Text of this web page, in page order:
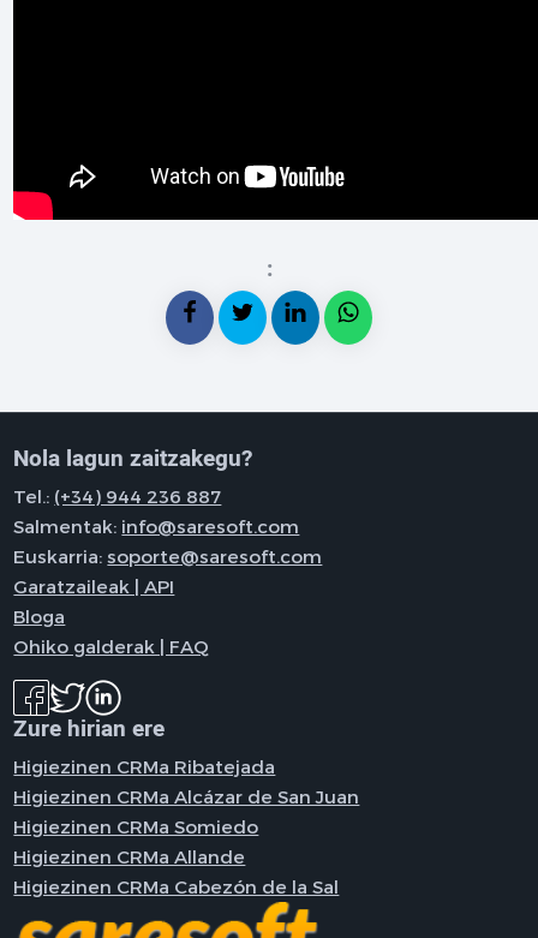
:
Nola lagun zaitzakegu?
Tel.: (+34) 944 236 887
Salmentak: info@saresoft.com
Euskarria:soporte@saresoft.com
Garatzaileak | API
Bloga
Ohiko galderak | FAQ
Zure hirian ere
Higiezinen CRMa Ribatejada
Higiezinen CRMa Alcázar de San Juan
Higiezinen CRMa Somiedo
Higiezinen CRMa Allande
Higiezinen CRMa Cabezón de la Sal